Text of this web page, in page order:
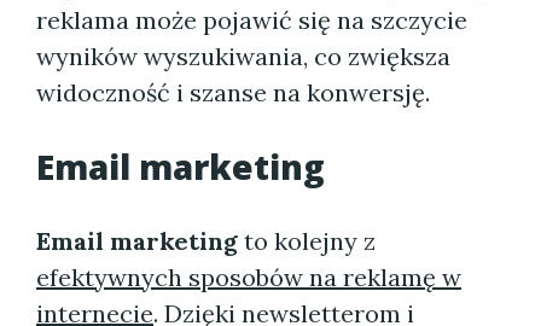
reklama może pojawić się na szczycie
wyników wyszukiwania, co zwiększa
widoczność i szanse na konwersję.
Email marketing
Email marketing to kolejny z
efektywnych sposobów na reklamę w
internecie. Dzięki newsletterom i